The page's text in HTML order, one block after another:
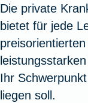
Zur
Zur
Cyber-
Zur
Die private
bietet für jede
Ihr
liegen soll.